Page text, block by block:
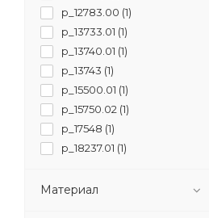
p_12783.00 (1)
p_13733.01 (1)
p_13740.01 (1)
p_13743 (1)
p_15500.01 (1)
p_15750.02 (1)
p_17548 (1)
p_18237.01 (1)
p_18628.01 (
Материал